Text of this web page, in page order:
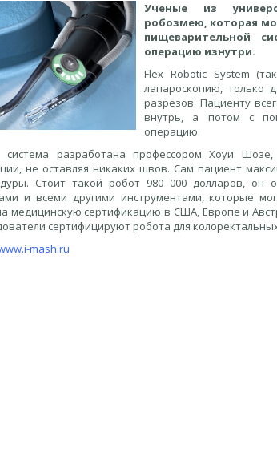
Ученые из
робозмею, которая
пищеварительной
операцию изнутри.
Flex Robotic System
лапароскопию, только
разрезов. Пациенту
внутрь, а потом с
операцию.
система разработана профессором Хоуи
не оставляя никаких швов. Сам пациент
Стоит такой робот 980 000 долларов, он
и всеми другими инструментами, которые
медицинскую сертификацию в США, Европе и
сертифицируют робота для
mash.ru